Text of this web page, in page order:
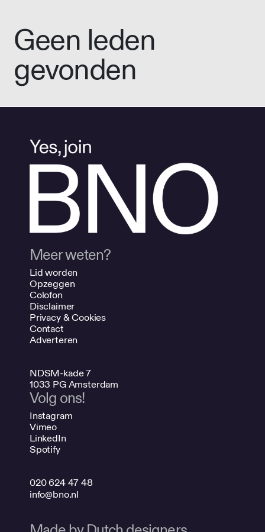
Geen leden
gevonden
Meer weten?
Lid worden
Opzeggen
Colofon
Disclaimer
Privacy & Cookies
Contact
Adverteren
NDSM-kade 7
1033 PG Amsterdam
Volg ons!
Instagram
Vimeo
LinkedIn
Spotify
020 624 47 48
info@bno.nl